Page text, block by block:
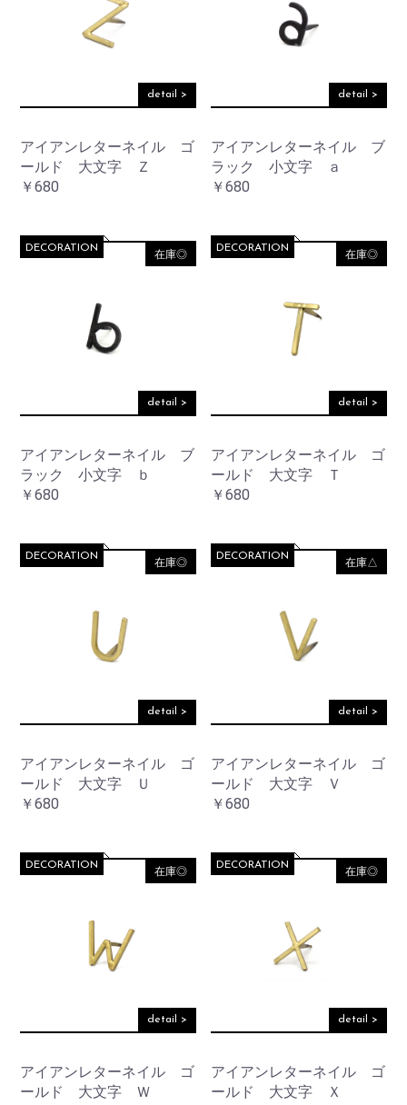
detail >
アイアンレターネイル ゴ
ールド 大文字 Ｚ
￥680
detail >
アイアンレターネイル ブ
ラック 小文字 ａ
￥680
在庫◎
detail >
アイアンレターネイル ブ
ラック 小文字 ｂ
DECORATION
￥680
在庫◎
detail >
アイアンレターネイル ゴ
ールド 大文字 Ｔ
DECORATION
￥680
在庫◎
detail >
アイアンレターネイル ゴ
ールド 大文字 Ｕ
DECORATION
￥680
在庫△
detail >
アイアンレターネイル ゴ
ールド 大文字 Ｖ
DECORATION
￥680
在庫◎
detail >
アイアンレターネイル ゴ
ールド 大文字 Ｗ
DECORATION 在庫◎
detail >
アイアンレターネイル ゴ
ールド 大文字 Ｘ
DECORATION